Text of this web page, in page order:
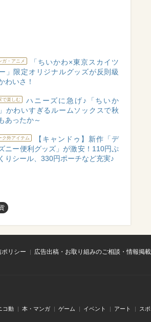
ガ・アニメ
「ちいかわ×東京スカイツ
」限定オリジナルグッズが反則級
わいさ！
で楽しむ
ハニーズに急げ♪「ちいか
かわいすぎるルームソックスで秋
あったか～
ク外アイテム
【キャンドゥ】新作「デ
ニー便利グッズ」が激安！110円ぷ
りシール、330円ポーチなど充実♪
リシー
広告出稿・お取り組みのご相談・情報掲
コ動 本・マンガ ゲーム イベント アート ス